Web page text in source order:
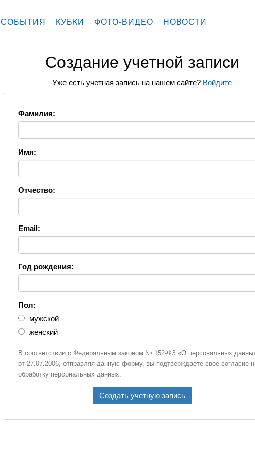
СОБЫТИЯ КУБКИ ФОТО-ВИДЕО НОВОСТИ
Создание учетной записи
Уже есть учетная запись на нашем сайте? Войдите
Фамилия:
Имя:
Отчество:
Email:
Год рождения:
Пол:
мужской
женский
В соответствии с Федеральным законом № 152-ФЗ «О персональных
от 27.07.2006, отправляя данную форму, вы подтверждаете свое согласие
обработку персональных данных.
Создать учетную запись